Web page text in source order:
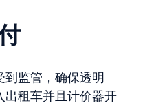
到监管，确保透明
出租车并且计价器开